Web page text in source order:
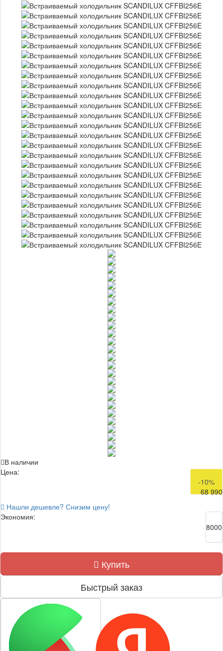
В наличии
Цена:
76 990
-10%
68 990
Нашли дешевле? Снизим цену!
Экономия:
8000
Купить
Быстрый заказ